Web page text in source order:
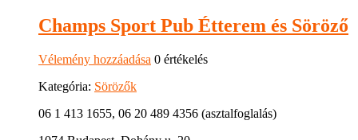
Champs Sport Pub Étterem és Söröző
Vélemény hozzáadása 0 értékelés
Kategória: Sörözők
06 1 413 1655, 06 20 489 4356 (asztalfoglalás)